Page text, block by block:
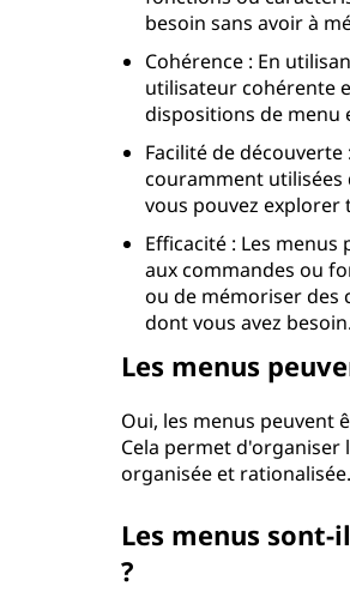
besoin sans avoir à
Cohérence : En
utilisateur cohérente
dispositions de menu
Facilité de
couramment utilisées
vous pouvez
Efficacité : Les
aux commandes ou
ou de mémoriser des
dont vous avez besoin.
Les menus
Oui, les menus peuvent
Cela permet d'organiser
organisée et rationalisée.
Les menus
?